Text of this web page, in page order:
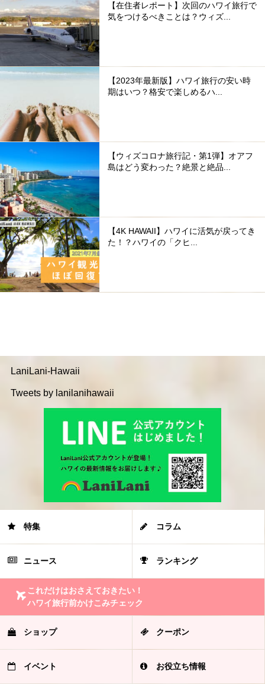
【在住者レポート】次回のハワイ旅行で
気をつけるべきことは？ウィズ...
【2023年最新版】ハワイ旅行の安い時
期はいつ？格安で楽しめるハ...
【ウィズコロナ旅行記・第1弾】オアフ
島はどう変わった？絶景と絶品...
【4K HAWAII】ハワイに活気が戻ってき
た！？ハワイの「クヒ...
LaniLani-Hawaii
Tweets by lanilanihawaii
特集 コラム
ニュース ランキング
これだけはおさえておきたい！
ハワイ旅行前かけこみチェック
ショップ クーポン
イベント お役立ち情報